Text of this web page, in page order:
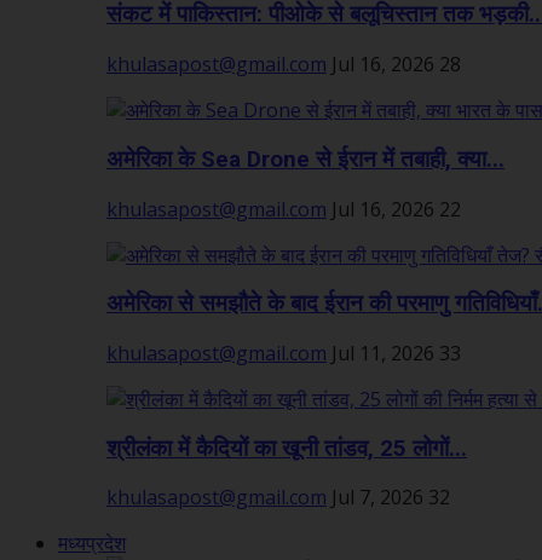
संकट में पाकिस्तान: पीओके से बलूचिस्तान तक
khulasapost@gmail.com Jul 16, 2026 28
अमेरिका के Sea Drone से ईरान में तबाही, क्या...
khulasapost@gmail.com Jul 16, 2026 22
अमेरिका से समझौते के बाद ईरान की परमाणु
khulasapost@gmail.com Jul 11, 2026 33
श्रीलंका में कैदियों का खूनी तांडव, 25 लोगों...
khulasapost@gmail.com Jul 7, 2026 32
मध्यप्रदेश